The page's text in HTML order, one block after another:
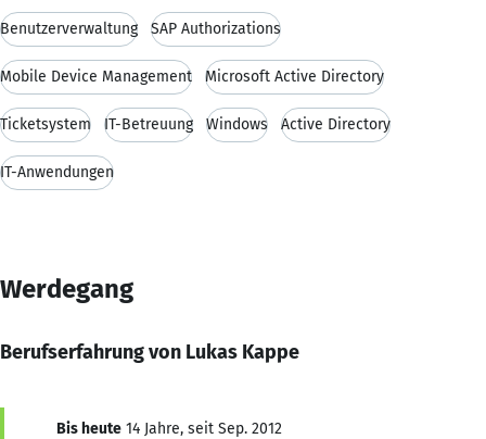
Benutzerverwaltung SAP Authorizations
Mobile Device Management Microsoft Active Directory
Ticketsystem IT-Betreuung Windows Active Directory
IT-Anwendungen
Werdegang
Berufserfahrung von Lukas Kappe
Bis heute 14 Jahre, seit Sep. 2012